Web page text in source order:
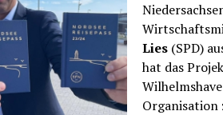
Lies (SPD)
hat das
Organisation